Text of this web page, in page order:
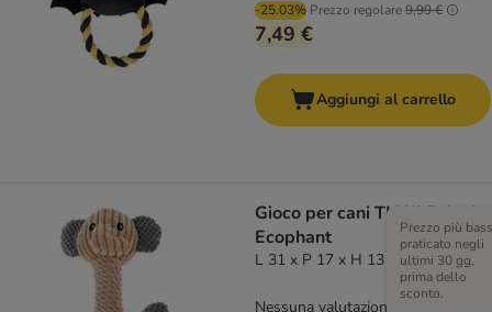
-25.03% Prezzo regolare9,99 €
7,49 €
Aggiungi al carrello
Gioco per cani TIAKI Peluche
Ecophant
L 31 x P 17 x H 13 cm
Prezzo più
praticato negli
ultimi 30 gg,
prima dello
sconto.
Nessuna valutazione